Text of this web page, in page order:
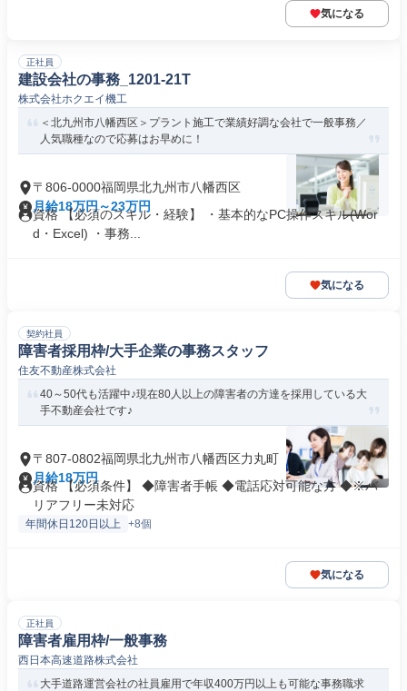
気になる
正社員
建設会社の事務_1201-21T
株式会社ホクエイ機工
＜北九州市八幡西区＞プラント施工で業績好調な会社で一般事務／
人気職種なので応募はお早めに！
〒806-0000福岡県北九州市八幡西区
月給18万円～23万円
資格 【必須のスキル・経験】 ・基本的なPC操作スキル(Wor
d・Excel) ・事務...
気になる
契約社員
障害者採用枠/大手企業の事務スタッフ
住友不動産株式会社
40～50代も活躍中♪現在80人以上の障害者の方達を採用している大
手不動産会社です♪
〒807-0802福岡県北九州市八幡西区力丸町
月給18万円
資格 【必須条件】 ◆障害者手帳 ◆電話応対可能な方 ◆※バ
リアフリー未対応
年間休日120日以上 +8個
気になる
正社員
障害者雇用枠/一般事務
西日本高速道路株式会社
大手道路運営会社の社員雇用で年収400万円以上も可能な事務職求